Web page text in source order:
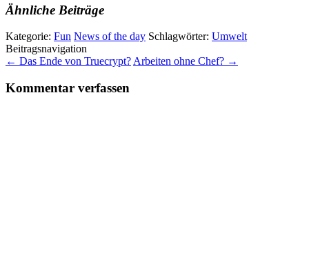
Ähnliche Beiträge
Kategorie: Fun News of the day Schlagwörter: Umwelt
Beitragsnavigation
← Das Ende von Truecrypt? Arbeiten ohne Chef? →
Kommentar verfassen